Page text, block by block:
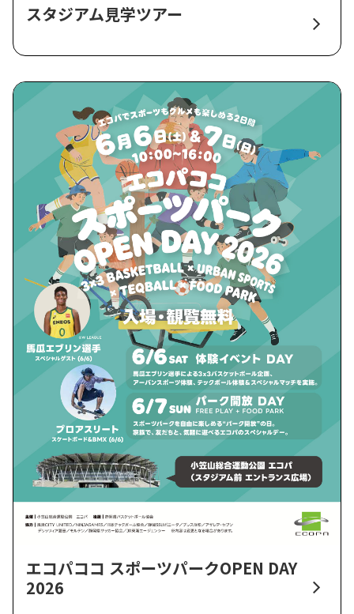
スタジアム見学ツアー
エコパココ スポーツパークOPEN DAY
2026